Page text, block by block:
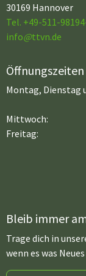
30169 Hannover
Tel. +49-511-
info@ttvn.de
Öffnungszeiten
Montag, Dienstag
Mittwoch:
Freitag:
Bleib immer
Trage dich in
wenn es was